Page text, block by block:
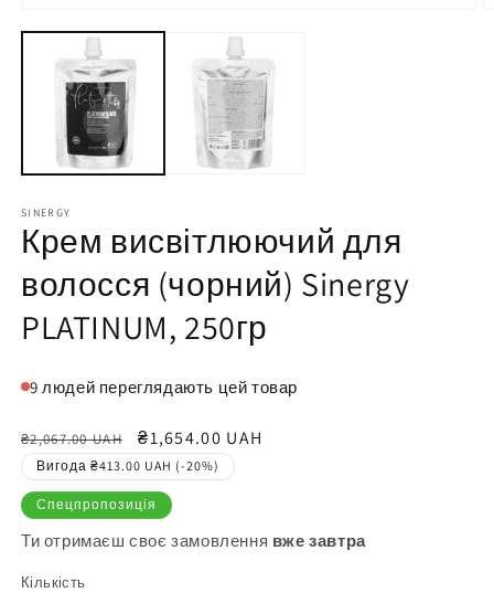
носій
модальному
режимі
SINERGY
Крем висвітлюючий для
волосся (чорний) Sinergy
PLATINUM, 250гр
9 людей переглядають цей товар
Звичайна
ціна
₴2,067.00 UAH
Ціна
продажу
₴1,654.00 UAH
Вигода ₴413.00 UAH (-20%)
Спецпропозиція
Ти отримаєш своє замовлення вже завтра
Кількість